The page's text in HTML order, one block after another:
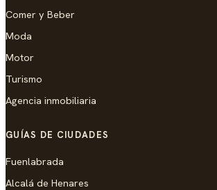
Comer y Beber
Moda
Motor
Turismo
Agencia inmobiliaria
GUÍAS DE CIUDADES
Fuenlabrada
Alcalá de Henares